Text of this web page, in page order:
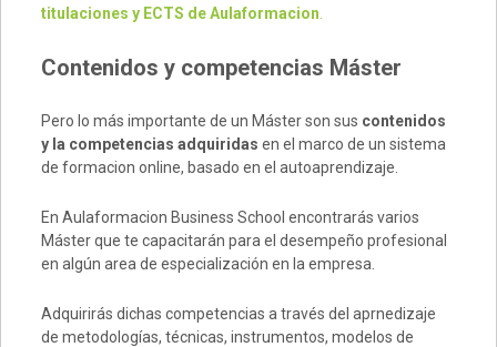
titulaciones y ECTS de Aulaformacion
Contenidos y competencias Máster
Pero lo más importante de un Máster son sus contenidos
y la competencias adquiridas en el marco de un sistema
de formacion online, basado en el autoaprendizaje.
En Aulaformacion Business School encontrarás varios
Máster que te capacitarán para el desempeño profesional
en algún area de especialización en la empresa.
Adquirirás dichas competencias a través del aprnedizaje
de metodologías, técnicas, instrumentos, modelos de